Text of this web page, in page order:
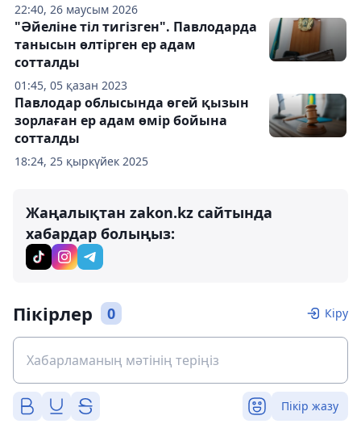
22:40, 26 маусым 2026
01:45, 05 қазан 2023
"Әйеліне тіл тигізген". Павлодарда
танысын өлтірген ер адам
сотталды
18:24, 25 қыркүйек 2025
Павлодар облысында өгей қызын
зорлаған ер адам өмір бойына
сотталды
Жаңалықтан zakon.kz сайтында
хабардар болыңыз:
Пікірлер 0 Кіру
Пікір жазу